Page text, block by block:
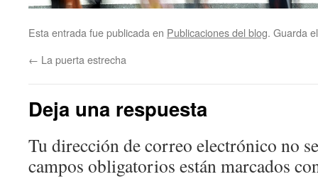
Esta entrada fue publicada en Publicaciones del blog. Guarda
← La puerta estrecha
Deja una respuesta
Tu dirección de correo electrónico no
campos obligatorios están marcados